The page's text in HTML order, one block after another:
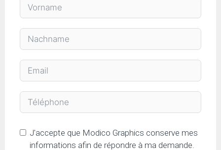
J'accepte que Modico Graphics conserve mes
informations afin de répondre à ma demande.